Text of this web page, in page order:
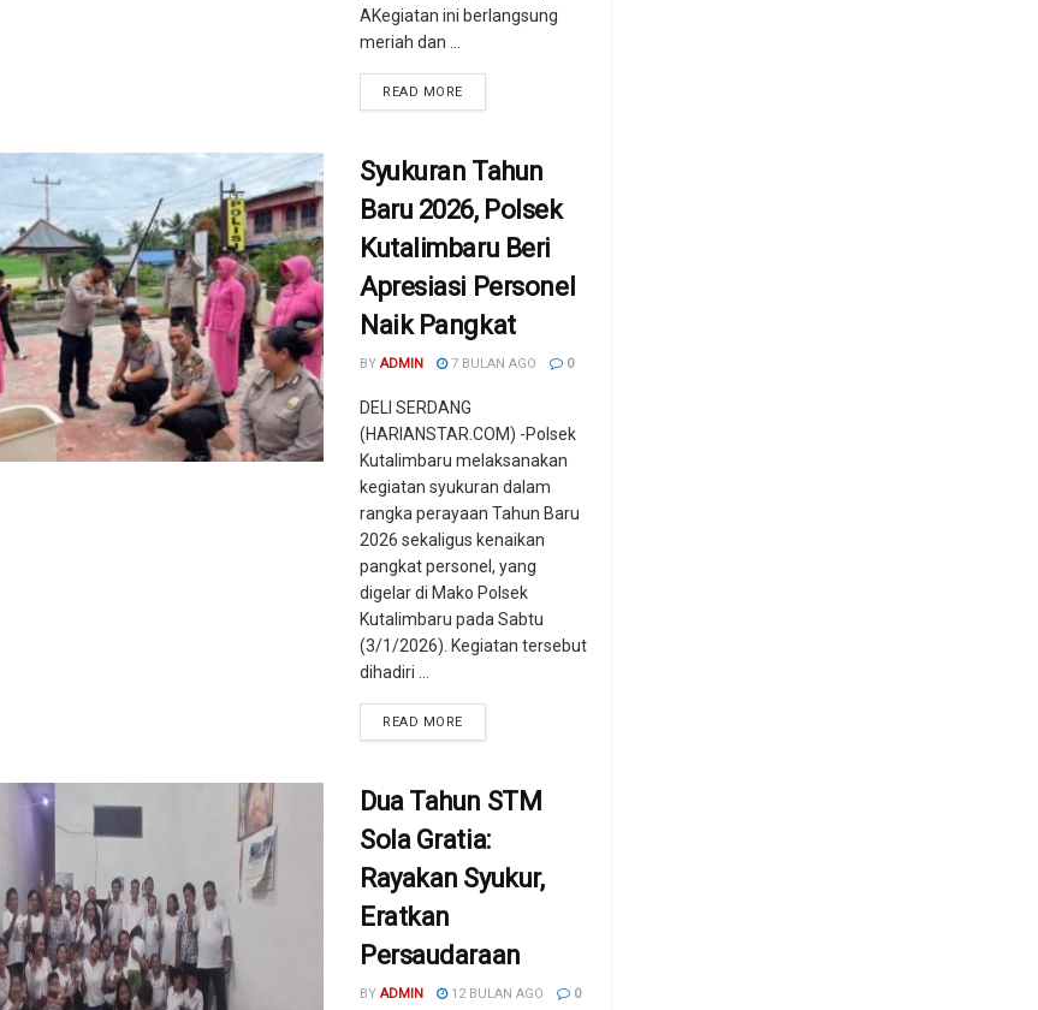
AKegiatan ini berlangsung
meriah dan ...
READ MORE
Syukuran Tahun
Baru 2026, Polsek
Kutalimbaru Beri
Apresiasi Personel
Naik Pangkat
BY ADMIN 7 BULAN AGO 0
DELI SERDANG
(HARIANSTAR.COM) -Polsek
Kutalimbaru melaksanakan
kegiatan syukuran dalam
rangka perayaan Tahun Baru
2026 sekaligus kenaikan
pangkat personel, yang
digelar di Mako Polsek
Kutalimbaru pada Sabtu
(3/1/2026). Kegiatan tersebut
dihadiri ...
READ MORE
Dua Tahun STM
Sola Gratia:
Rayakan Syukur,
Eratkan
Persaudaraan
BY ADMIN 12 BULAN AGO 0